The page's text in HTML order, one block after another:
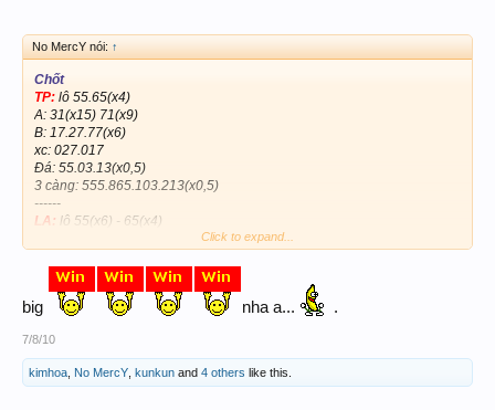
No MercY nói: ↑
Chốt
TP: lô 55.65(x4)
A: 31(x15) 71(x9)
B: 17.27.77(x6)
xc: 027.017
Đá: 55.03.13(x0,5)
3 càng: 555.865.103.213(x0,5)
------
LA: lô 55(x6) - 65(x4)
B: 17.37.57(x12)
xc: 555 - 027.017(x0,5)
Click to expand...
big nha a... .
7/8/10
kimhoa No MercY kunkun and 4 others like this.